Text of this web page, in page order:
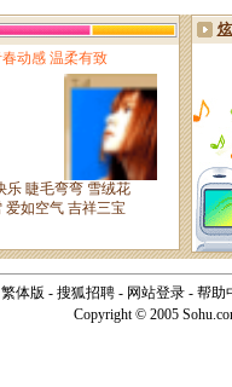
繁体版 - 搜狐招聘 - 网站登录 - 帮助
Copyright © 2005